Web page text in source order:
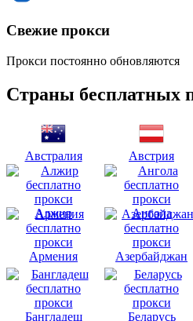
Свежие прокси
Прокси постоянно обновляются
Страны бесплатных
Австралия
Австрия
Алжир Ангола
Армения Азербайджан
Бангладеш Беларусь